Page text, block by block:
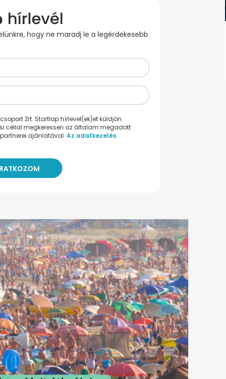
hogy ne maradj le a legérdekesebb
Zrt. Startlap hírlevel(ek)et küldjön
céllal megkeressen az általam megadott
ajánlatával. Az adatkezelés